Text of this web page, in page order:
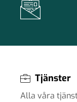
Tjänster
Alla våra